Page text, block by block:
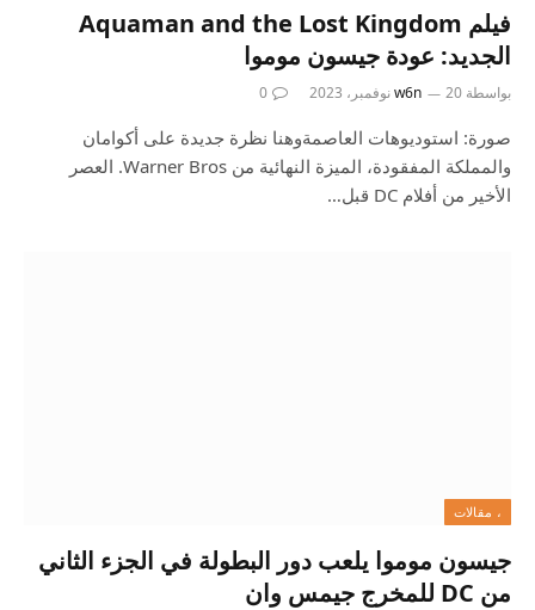
فيلم Aquaman and the Lost Kingdom
الجديد: عودة جيسون موموا
بواسطة w6n 20 نوفمبر، 2023 0
صورة: استوديوهات العاصمةوهنا نظرة جديدة على أكوامان
والمملكة المفقودة، الميزة النهائية من Warner Bros. العصر
الأخير من أفلام DC قبل…
، مقالات
جيسون موموا يلعب دور البطولة في الجزء الثاني
من DC للمخرج جيمس وان